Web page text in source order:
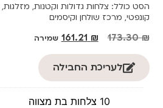
הסט כולל: צלחות גדולות וקטנות, מזלגות,
קונפטי, מרכז שולחן וקיסמים
₪
173.30
₪ שמירה
לעריכת החבילה
10 צלחות בת מצווה